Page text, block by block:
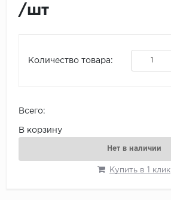
/шт
Количество товара:
Всего:
В корзину
Нет в наличии
Купить в 1 клик